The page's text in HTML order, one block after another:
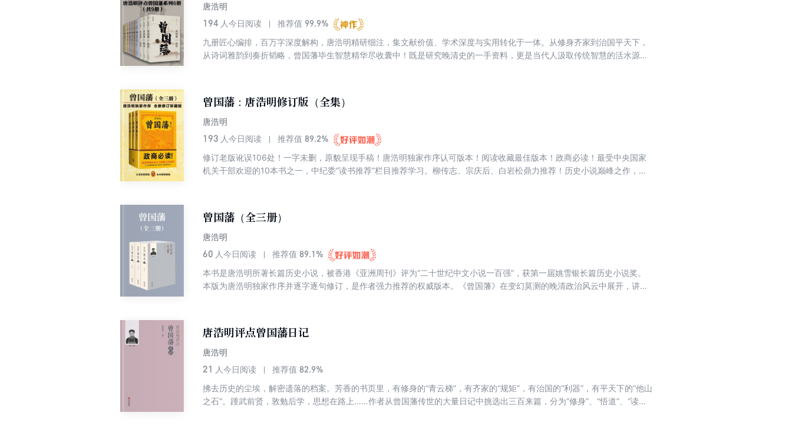
唐浩明
194 人今日阅读 推荐值 99.9%
九册匠心编排，百万字深度解构，唐浩明精研细注，集文献价值、学术深度与实用转化于一体。从修身齐家到治国平天下，
从诗词雅韵到奏折韬略，曾国藩毕生智慧精华尽收囊中！既是研究晚清史的一手资料，更是当代人汲取传统智慧的活水源
曾国藩：唐浩明修订版（全集）
唐浩明
193 人今日阅读 推荐值 89.2%
修订老版讹误106处！一字未删，原貌呈现手稿！唐浩明独家作序认可版本！阅读收藏最佳版本！政商必读！最受中央国家
机关干部欢迎的10本书之一，中纪委“读书推荐”栏目推荐学习。柳传志、宗庆后、白岩松鼎力推荐！历史小说巅峰之作，关
曾国藩（全三册）
唐浩明
60 人今日阅读 推荐值 89.1%
本书是唐浩明所著长篇历史小说，被香港《亚洲周刊》评为“二十世纪中文小说一百强”，获第一届姚雪银长篇历史小说奖。
本版为唐浩明独家作序并逐字逐句修订，是作者强力推荐的权威版本。《曾国藩》在变幻莫测的晚清政治风云中展开，讲述
书写了传奇的一生……
唐浩明评点曾国藩日记
唐浩明
21 人今日阅读 推荐值 82.9%
拂去历史的尘埃，解密遗落的档案。芳香的书页里，有修身的“青云梯”，有齐家的“规矩”，有治国的“利器”，有平天下的“他山
之石“。踵武前贤，敦勉后学，思想在路上……作者从曾国藩传世的大量日记中挑选出三百来篇，分为“修身”、“悟道”、“读